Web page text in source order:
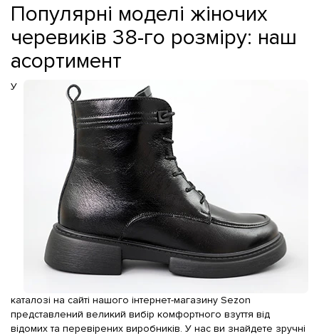
Популярні моделі жіночих
черевиків 38-го розміру: наш
асортимент
У
каталозі на сайті нашого інтернет-магазину Sezon
представлений великий вибір комфортного взуття від
відомих та перевірених виробників. У нас ви знайдете зручні